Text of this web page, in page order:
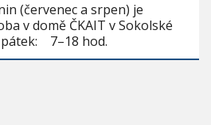
(červenec a srpen) je
v domě ČKAIT v Sokolské
pátek: 7–18 hod.